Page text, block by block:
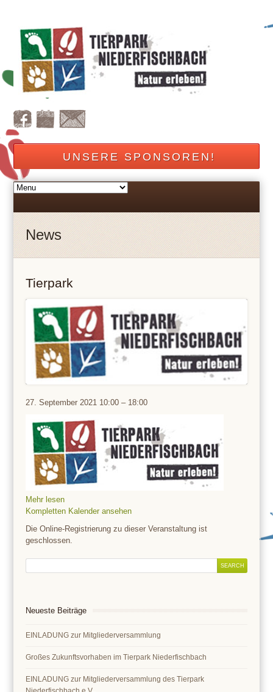
UNSERE SPONSOREN!
News
Tierpark
Tierpark
27. September 2021 10:00 – 18:00
Mehr lesen
Kompletten Kalender ansehen
Die Online-Registrierung zu dieser Veranstaltung ist
geschlossen.
Neueste Beiträge
EINLADUNG zur Mitgliederversammlung
Großes Zukunftsvorhaben im Tierpark Niederfischbach
EINLADUNG zur Mitgliederversammlung des Tierpark